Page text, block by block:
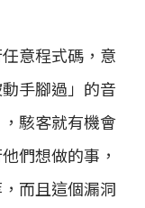
意程式碼，意
手腳過」的音
駭客就有機會
們想做的事，
而且這個漏洞